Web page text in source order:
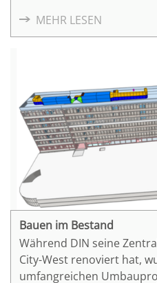
MEHR LESEN
Bauen im Bestand
Während DIN seine
City-West renoviert hat,
umfangreichen